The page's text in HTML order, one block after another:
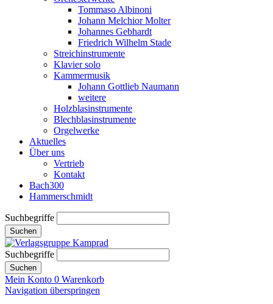
Tommaso Albinoni
Johann Melchior Molter
Johannes Gebhardt
Friedrich Wilhelm Stade
Streichinstrumente
Klavier solo
Kammermusik
Johann Gottlieb Naumann
weitere
Holzblasinstrumente
Blechblasinstrumente
Orgelwerke
Aktuelles
Über uns
Vertrieb
Kontakt
Bach300
Hammerschmidt
Suchbegriffe
Suchen
Suchbegriffe
Suchen
Mein Konto 0 Warenkorb
Navigation überspringen